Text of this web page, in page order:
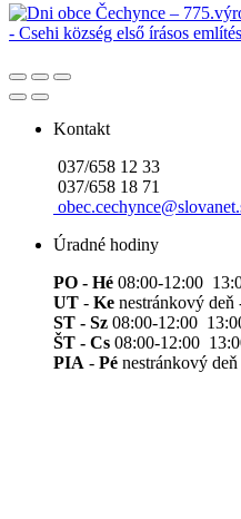
Kontakt
037/658 12 33
037/658 18 71
Úradné hodiny
PO - Hé 08:00-12:00
UT - Ke nestránkový deň
ST - Sz 08:00-12:00
ŠT - Cs 08:00-12:00
PIA - Pé nestránkový